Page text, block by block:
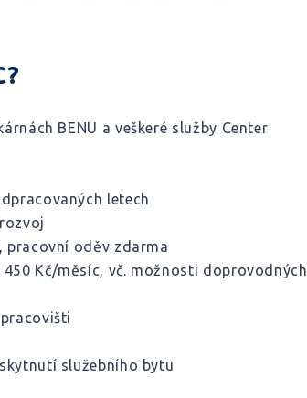
BENU a veškeré služby Center
letech
pracovní oděv zdarma
Kč/měsíc, vč. možnosti doprovodných
služebního bytu